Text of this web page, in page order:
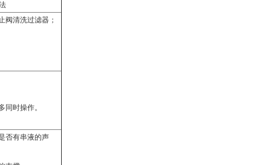
阀清洗过滤器；
同时操作。
否有串液的声